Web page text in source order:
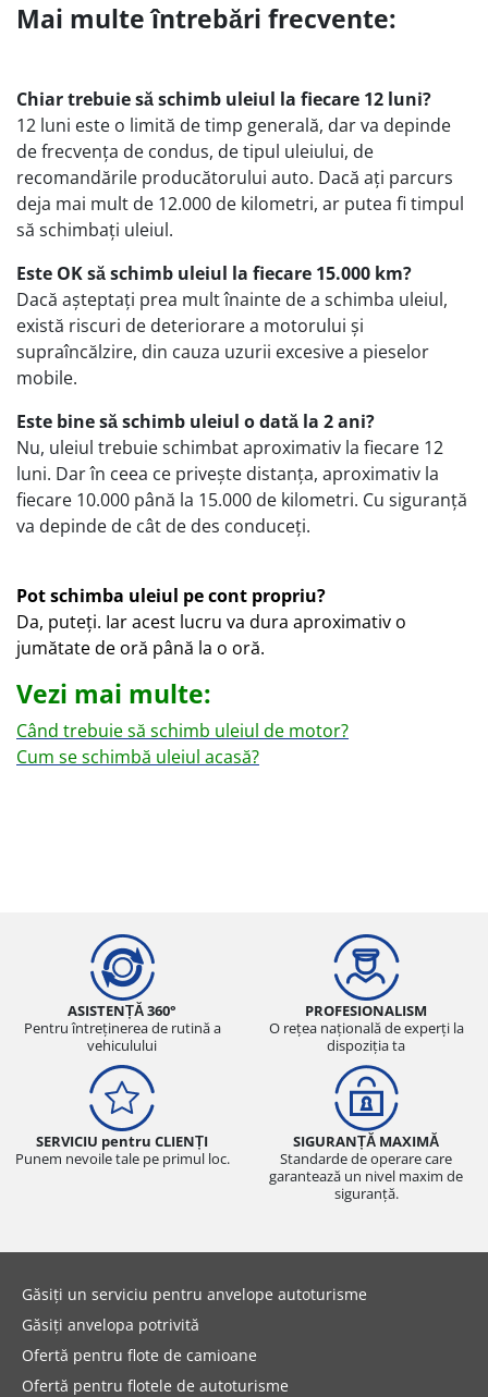
Mai multe întrebări frecvente:
Chiar trebuie să schimb uleiul la fiecare 12 luni?
12 luni este o limită de timp generală, dar va depinde
de frecvența de condus, de tipul uleiului, de
recomandările producătorului auto. Dacă ați parcurs
deja mai mult de 12.000 de kilometri, ar putea fi timpul
să schimbați uleiul.
Este OK să schimb uleiul la fiecare 15.000 km?
Dacă așteptați prea mult înainte de a schimba uleiul,
există riscuri de deteriorare a motorului și
supraîncălzire, din cauza uzurii excesive a pieselor
mobile.
Este bine să schimb uleiul o dată la 2 ani?
Nu, uleiul trebuie schimbat aproximativ la fiecare 12
luni. Dar în ceea ce privește distanța, aproximativ la
fiecare 10.000 până la 15.000 de kilometri. Cu siguranță
va depinde de cât de des conduceți.
Pot schimba uleiul pe cont propriu?
Da, puteți. Iar acest lucru va dura aproximativ o
jumătate de oră până la o oră.
Vezi mai multe:
Când trebuie să schimb uleiul de motor?
Cum se schimbă uleiul acasă?
ASISTENȚĂ 360°
Pentru întreținerea de rutină a
vehiculului
PROFESIONALISM
O rețea națională de experți la
dispoziția ta
SERVICIU pentru CLIENȚI
Punem nevoile tale pe primul loc.
SIGURANȚĂ MAXIMĂ
Standarde de operare care
garantează un nivel maxim de
siguranță.
Găsiți un serviciu pentru anvelope autoturisme
Găsiți anvelopa potrivită
Ofertă pentru flote de camioane
Ofertă pentru flotele de autoturisme